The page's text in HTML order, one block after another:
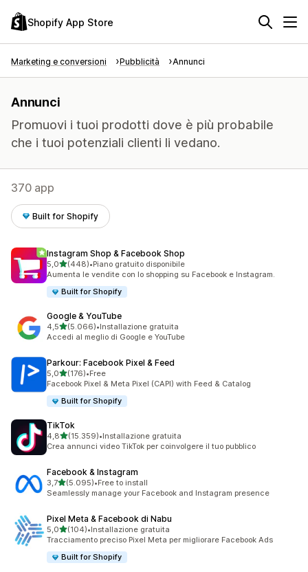
Shopify App Store
Marketing e conversioni Pubblicità Annunci
Annunci
Promuovi i tuoi prodotti dove è più probabile
che i tuoi potenziali clienti li vedano.
370 app
Built for Shopify
Instagram Shop & Facebook Shop
5,0stelle su 5
(448)
448 recensioni totali
•Piano gratuito disponibile
Aumenta le vendite con lo shopping su Facebook e Instagram.
Built for Shopify
Google & YouTube
4,5stelle su 5
(5.066)
5066 recensioni totali
•Installazione gratuita
Accedi al meglio di Google e YouTube
Parkour: Facebook Pixel & Feed
5,0stelle su 5
(176)
176 recensioni totali
•Free
Facebook Pixel & Meta Pixel (CAPI) with Feed & Catalog
Built for Shopify
TikTok
4,8stelle su 5
(15.359)
15359 recensioni totali
•Installazione gratuita
Crea annunci video TikTok per coinvolgere il tuo pubblico
Facebook & Instagram
3,7stelle su 5
(5.095)
5095 recensioni totali
•Free to install
Seamlessly manage your Facebook and Instagram presence
Pixel Meta & Facebook di Nabu
5,0stelle su 5
(104)
104 recensioni totali
•Installazione gratuita
Tracciamento preciso Pixel Meta per migliorare Facebook Ads
Built for Shopify